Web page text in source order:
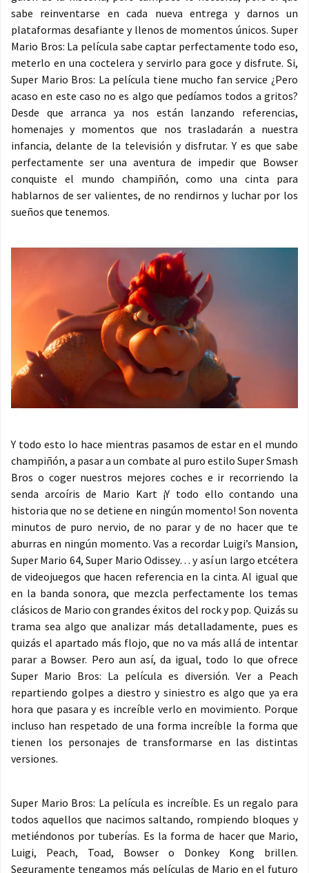
sabe reinventarse en cada nueva entrega y darnos un
plataformas desafiante y llenos de momentos únicos. Super
Mario Bros: La película sabe captar perfectamente todo eso,
meterlo en una coctelera y servirlo para goce y disfrute. Si,
Super Mario Bros: La película tiene mucho fan service ¿Pero
acaso en este caso no es algo que pedíamos todos a gritos?
Desde que arranca ya nos están lanzando referencias,
homenajes y momentos que nos trasladarán a nuestra
infancia, delante de la televisión y disfrutar. Y es que sabe
perfectamente ser una aventura de impedir que Bowser
conquiste el mundo champiñón, como una cinta para
hablarnos de ser valientes, de no rendirnos y luchar por los
sueños que tenemos.
Y todo esto lo hace mientras pasamos de estar en el mundo
champiñón, a pasar a un combate al puro estilo Super Smash
Bros o coger nuestros mejores coches e ir recorriendo la
senda arcoíris de Mario Kart ¡Y todo ello contando una
historia que no se detiene en ningún momento! Son noventa
minutos de puro nervio, de no parar y de no hacer que te
aburras en ningún momento. Vas a recordar Luigi’s Mansion,
Super Mario 64, Super Mario Odissey… y así un largo etcétera
de videojuegos que hacen referencia en la cinta. Al igual que
en la banda sonora, que mezcla perfectamente los temas
clásicos de Mario con grandes éxitos del rock y pop. Quizás su
trama sea algo que analizar más detalladamente, pues es
quizás el apartado más flojo, que no va más allá de intentar
parar a Bowser. Pero aun así, da igual, todo lo que ofrece
Super Mario Bros: La película es diversión. Ver a Peach
repartiendo golpes a diestro y siniestro es algo que ya era
hora que pasara y es increíble verlo en movimiento. Porque
incluso han respetado de una forma increíble la forma que
tienen los personajes de transformarse en las distintas
versiones.
Super Mario Bros: La película es increíble. Es un regalo para
todos aquellos que nacimos saltando, rompiendo bloques y
metiéndonos por tuberías. Es la forma de hacer que Mario,
Luigi, Peach, Toad, Bowser o Donkey Kong brillen.
Seguramente tengamos más películas de Mario en el futuro